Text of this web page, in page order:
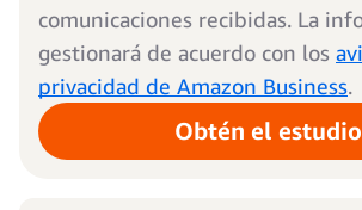
comunicaciones recibidas. La
gestionará de acuerdo con los
privacidad de Amazon Business.
Obtén el estudio